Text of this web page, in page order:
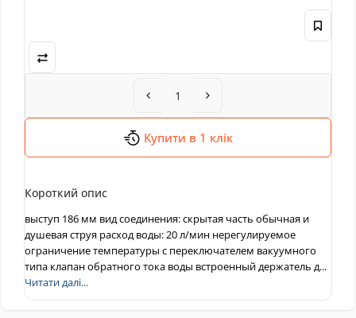
Купити в 1 клік
Короткий опис
выступ 186 мм вид соединения: скрытая часть обычная и
душевая струя расход воды: 20 л/мин нерегулируемое
ограничение температуры с переключателем вакуумного
типа клапан обратного тока воды встроенный держатель д...
Читати далі...